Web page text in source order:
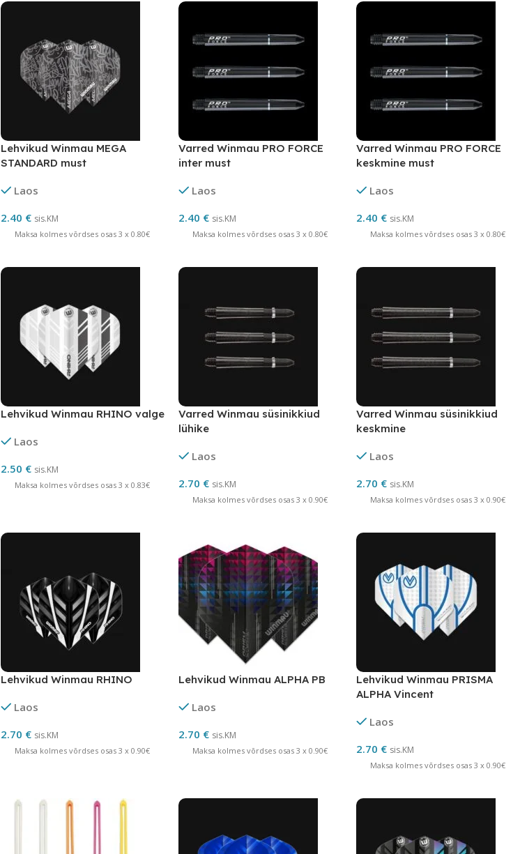
Lehvikud Winmau MEGA
STANDARD must
Laos
2.40 € sis.KM
Maksa kolmes võrdses osas 3 x 0.80€
Varred Winmau PRO FORCE
inter must
Laos
2.40 € sis.KM
Maksa kolmes võrdses osas 3 x 0.80€
Varred Winmau PRO FORCE
keskmine must
Laos
2.40 € sis.KM
Maksa kolmes võrdses osas 3 x 0.80€
Lehvikud Winmau RHINO valge
Laos
2.50 € sis.KM
Maksa kolmes võrdses osas 3 x 0.83€
Varred Winmau süsinikkiud
lühike
Laos
2.70 € sis.KM
Maksa kolmes võrdses osas 3 x 0.90€
Varred Winmau süsinikkiud
keskmine
Laos
2.70 € sis.KM
Maksa kolmes võrdses osas 3 x 0.90€
Lehvikud Winmau RHINO
Laos
2.70 € sis.KM
Maksa kolmes võrdses osas 3 x 0.90€
Lehvikud Winmau ALPHA PB
Laos
2.70 € sis.KM
Maksa kolmes võrdses osas 3 x 0.90€
Lehvikud Winmau PRISMA
ALPHA Vincent
Laos
2.70 € sis.KM
Maksa kolmes võrdses osas 3 x 0.90€